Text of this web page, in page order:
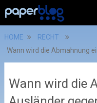
HOME
RECHT
Wann wird die Abmahnung
Wann wird die